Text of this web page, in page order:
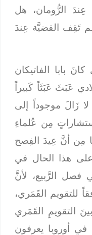
الرُّومان، هل
تَقِف القضيَّة عِندَ
بابا الفاتيكان
عَبَثَ عَبَثَاً كَبيراً
لا زَالَ موجوداً إلى
باستشاراتٍ مِن عُلماءِ
مِن أنَّ عِيدَ الفِصح
على هذا الحال في
فصل الرَّبيع، لأنَّ
للتقويم القَمَري،
التقويمِ القَمَري
أوروبا يعرفون